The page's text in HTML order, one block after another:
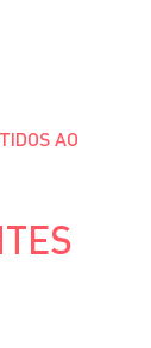
AO